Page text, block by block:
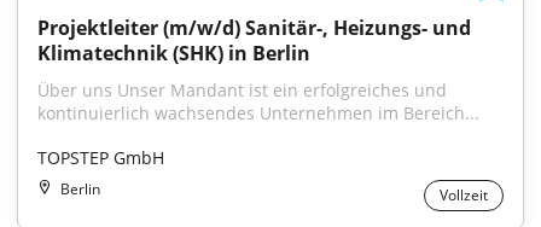
Projektleiter (m/w/d) Sanitär-, Heizungs- und
Klimatechnik (SHK) in Berlin
Über uns Unser Mandant ist ein erfolgreiches und
kontinuierlich wachsendes Unternehmen im Bereich...
TOPSTEP GmbH
Berlin Vollzeit